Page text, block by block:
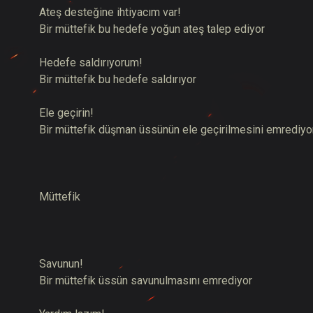
Ateş desteğine ihtiyacım var!
Bir müttefik bu hedefe yoğun ateş talep ediyor
Hedefe saldırıyorum!
Bir müttefik bu hedefe saldırıyor
Ele geçirin!
Bir müttefik düşman üssünün ele geçirilmesini
Müttefik
Savunun!
Bir müttefik üssün savunulmasını emrediyor